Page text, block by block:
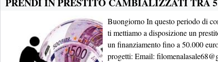
Buongiorno In questo periodo di
ti mettiamo a disposizione un
un finanziamento fino a 50.000
progetti: Email: